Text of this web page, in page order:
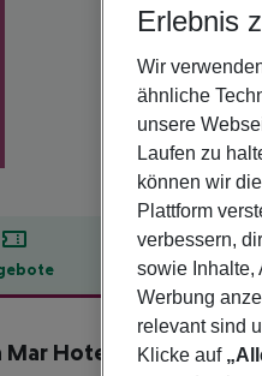
Hotel
Erlebnis
Wir
ähnliche
unsere
Laufen zu
können wir
Plattform
verbessern,
sowie Inhalte,
Werbung
relevant sind
Klicke auf